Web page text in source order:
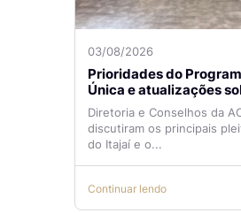
03/08/2026
Prioridades do
Única e atualizações
Aeroporto de
temas de reunião na
Diretoria e Conselhos da
discutiram os principais
do Itajaí e o...
Continuar lendo